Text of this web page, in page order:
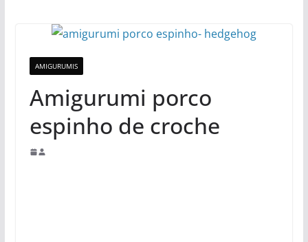
AMIGURUMIS
Amigurumi porco
espinho de croche